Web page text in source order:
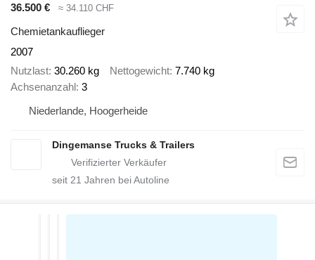
36.500 € ≈ 34.110 CHF
Chemietankauflieger
2007
Nutzlast 30.260 kg Nettogewicht 7.740 kg
Achsenanzahl 3
Niederlande, Hoogerheide
Dingemanse Trucks & Trailers
seit 21 Jahren bei Autoline